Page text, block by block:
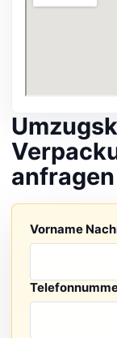
anfragen
Vorname
Ihre Nachricht